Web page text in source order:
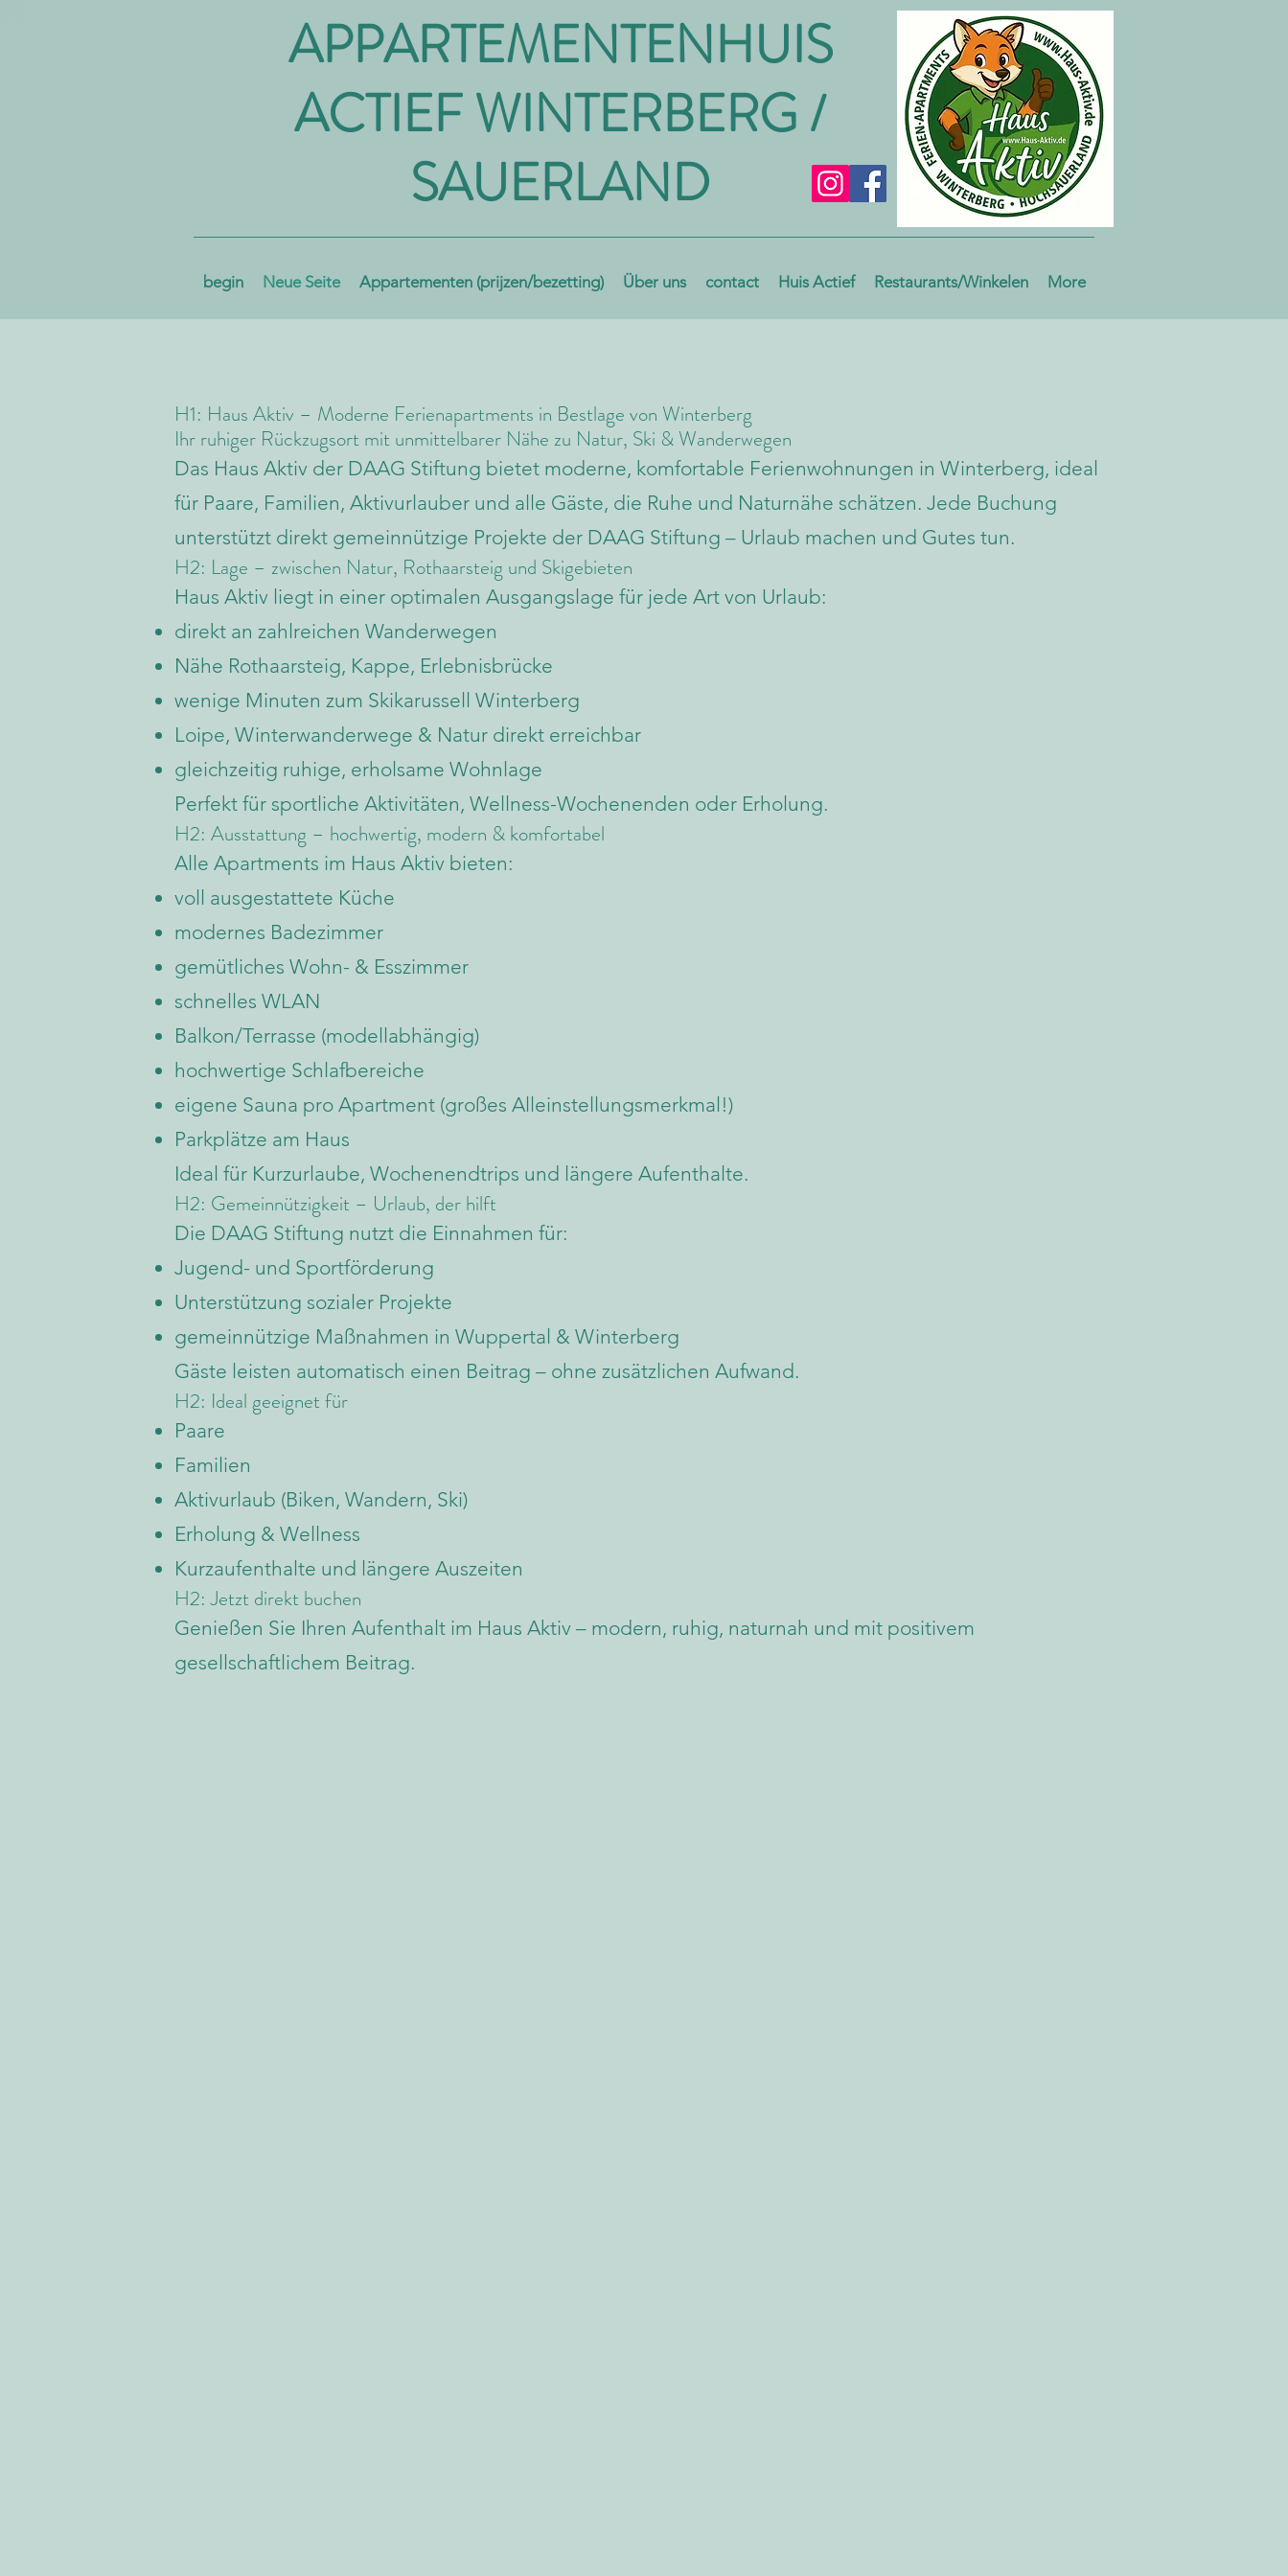
APPARTEMENTENHUIS
ACTIEF WINTERBERG /
SAUERLAND
begin Neue Seite Appartementen (prijzen/bezetting) Über uns contact Huis Actief Restaurants/Winkelen More
H1: Haus Aktiv – Moderne Ferienapartments in Bestlage von Winterberg
Ihr ruhiger Rückzugsort mit unmittelbarer Nähe zu Natur, Ski & Wanderwegen
Das Haus Aktiv der DAAG Stiftung bietet moderne, komfortable Ferienwohnungen in Winterberg, ideal
für Paare, Familien, Aktivurlauber und alle Gäste, die Ruhe und Naturnähe schätzen. Jede Buchung
unterstützt direkt gemeinnützige Projekte der DAAG Stiftung – Urlaub machen und Gutes tun.
H2: Lage – zwischen Natur, Rothaarsteig und Skigebieten
Haus Aktiv liegt in einer optimalen Ausgangslage für jede Art von Urlaub:
direkt an zahlreichen Wanderwegen
Nähe Rothaarsteig, Kappe, Erlebnisbrücke
wenige Minuten zum Skikarussell Winterberg
Loipe, Winterwanderwege & Natur direkt erreichbar
gleichzeitig ruhige, erholsame Wohnlage
Perfekt für sportliche Aktivitäten, Wellness-Wochenenden oder Erholung.
H2: Ausstattung – hochwertig, modern & komfortabel
Alle Apartments im Haus Aktiv bieten:
voll ausgestattete Küche
modernes Badezimmer
gemütliches Wohn- & Esszimmer
schnelles WLAN
Balkon/Terrasse (modellabhängig)
hochwertige Schlafbereiche
eigene Sauna pro Apartment (großes Alleinstellungsmerkmal!)
Parkplätze am Haus
Ideal für Kurzurlaube, Wochenendtrips und längere Aufenthalte.
H2: Gemeinnützigkeit – Urlaub, der hilft
Die DAAG Stiftung nutzt die Einnahmen für:
Jugend- und Sportförderung
Unterstützung sozialer Projekte
gemeinnützige Maßnahmen in Wuppertal & Winterberg
Gäste leisten automatisch einen Beitrag – ohne zusätzlichen Aufwand.
H2: Ideal geeignet für
Paare
Familien
Aktivurlaub (Biken, Wandern, Ski)
Erholung & Wellness
Kurzaufenthalte und längere Auszeiten
H2: Jetzt direkt buchen
Genießen Sie Ihren Aufenthalt im Haus Aktiv – modern, ruhig, naturnah und mit positivem
gesellschaftlichem Beitrag.